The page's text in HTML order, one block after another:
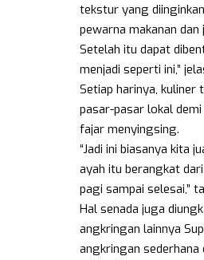
tekstur yang
pewarna makanan
Setelah itu dapat
menjadi seperti ini,”
Setiap harinya, kuliner
pasar-pasar lokal
fajar menyingsing.
“Jadi ini biasanya kita
ayah itu berangkat
pagi sampai selesai,”
Hal senada juga
angkringan lainnya
angkringan sederhana